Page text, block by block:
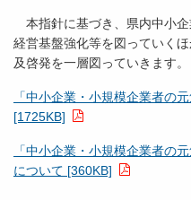
本指針に基づき、県内中小企
経営基盤強化等を図っていく
及啓発を一層図っていきます。
「中小企業・小規模企業者の
[1725KB]
「中小企業・小規模企業者の
について [360KB]